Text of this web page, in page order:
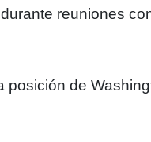
durante reuniones
posición de